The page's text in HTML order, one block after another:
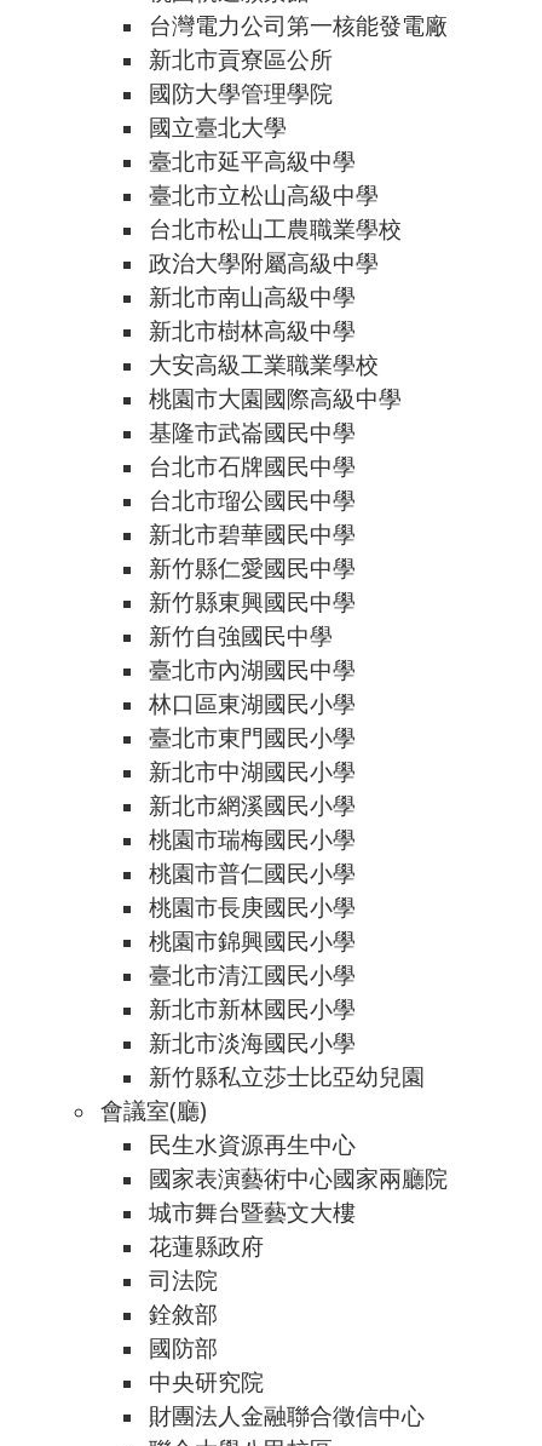
台灣電力公司第一核能發電廠
新北市貢寮區公所
國防大學管理學院
國立臺北大學
臺北市延平高級中學
臺北市立松山高級中學
台北市松山工農職業學校
政治大學附屬高級中學
新北市南山高級中學
新北市樹林高級中學
大安高級工業職業學校
桃園市大園國際高級中學
基隆市武崙國民中學
台北市石牌國民中學
台北市瑠公國民中學
新北市碧華國民中學
新竹縣仁愛國民中學
新竹縣東興國民中學
新竹自強國民中學
臺北市內湖國民中學
林口區東湖國民小學
臺北市東門國民小學
新北市中湖國民小學
新北市網溪國民小學
桃園市瑞梅國民小學
桃園市普仁國民小學
桃園市長庚國民小學
桃園市錦興國民小學
臺北市清江國民小學
新北市新林國民小學
新北市淡海國民小學
新竹縣私立莎士比亞幼兒園
會議室(廳)
民生水資源再生中心
國家表演藝術中心國家兩廳院
城市舞台暨藝文大樓
花蓮縣政府
司法院
銓敘部
國防部
中央研究院
財團法人金融聯合徵信中心